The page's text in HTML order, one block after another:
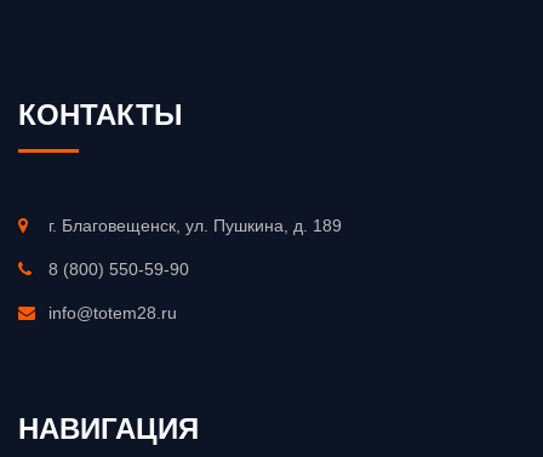
КОНТАКТЫ
г. Благовещенск, ул. Пушкина, д. 189
8 (800) 550-59-90
info@totem28.ru
НАВИГАЦИЯ